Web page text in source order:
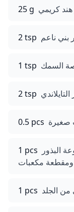
25 g كريمي
2 tsp بني ناعم
1 tsp السمك
2 tsp
0.5 pcs صغيرة
1 pcs
البذور
ومقطعة مكعبات
1 pcs الجلد